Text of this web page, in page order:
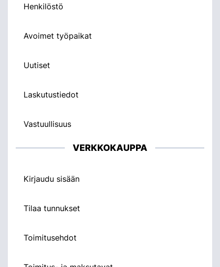
Henkilöstö
Avoimet työpaikat
Uutiset
Laskutustiedot
Vastuullisuus
VERKKOKAUPPA
Kirjaudu sisään
Tilaa tunnukset
Toimitusehdot